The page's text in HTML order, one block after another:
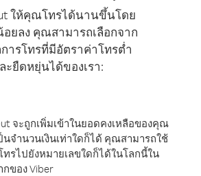
ให้คุณโทรได้นานขึ้นโดย
อยลง คุณสามารถเลือกจาก
การโทรที่มีอัตราค่าโทรต่ำ
ะยืดหยุ่นได้ของเรา:
จะถูกเพิ่มเข้าในยอดคงเหลือของคุณ
จำนวนเงินเท่าใดก็ได้ คุณสามารถใช้
รไปยังหมายเลขใดก็ได้ในโลกนี้ใน
ของ Viber